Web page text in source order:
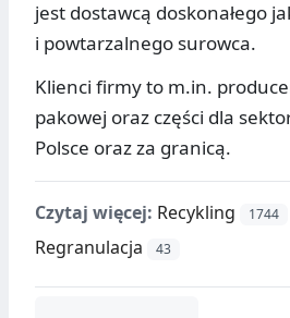
jest dostawcą doskonałego
i powtarzalnego surowca.
Klienci firmy to m.in.
pakowej oraz części dla
Polsce oraz za granicą.
Czytaj więcej: Recykling 1744
Regranulacja 43